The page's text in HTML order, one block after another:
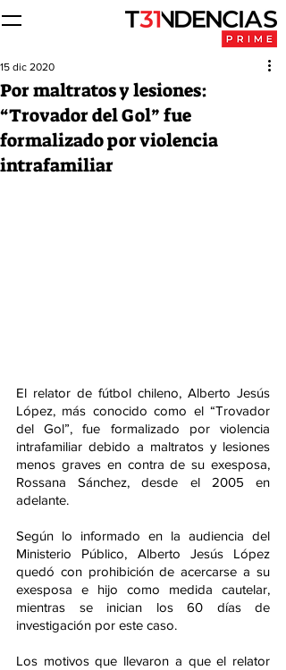
Por maltratos y lesiones:
“Trovador del Gol” fue
formalizado por violencia
intrafamiliar
15 dic 2020
El relator de fútbol chileno, Alberto Jesús
López, más conocido como el “Trovador
del Gol”, fue formalizado por violencia
intrafamiliar debido a maltratos y lesiones
menos graves en contra de su exesposa,
Rossana Sánchez, desde el 2005 en
adelante.
Según lo informado en la audiencia del
Ministerio Público, Alberto Jesús López
quedó con prohibición de acercarse a su
exesposa e hijo como medida cautelar,
mientras se inician los 60 días de
investigación por este caso.
Los motivos que llevaron a que el relator